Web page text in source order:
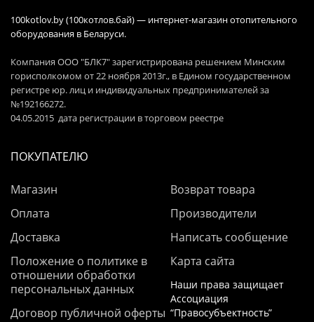
100kotlov.by (100котлов.бай) — интернет-магазин отопительного
оборудования в Беларуси.
Компания ООО "БЛК7" зарегистрирована решением Минским
горисполкомом от 22 ноября 2013г., в Едином государственном
регистре юр. лиц и индивидуальных предпринимателей за
№192166272.
04.05.2015 дата регистрации в торговом реестре
ПОКУПАТЕЛЮ
Магазин
Оплата
Доставка
Положение о политике в
отношении обработки
персональных данных
Договор публичной оферты
Возврат товара
Производители
Написать сообщение
Карта сайта
Наши права защищает
Ассоциация
“Правосубъектность”